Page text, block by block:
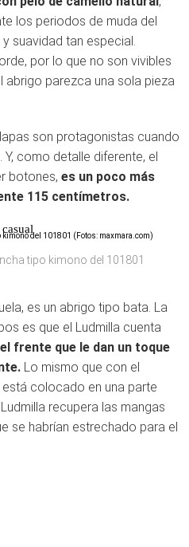
los periodos de muda del
suavidad tan especial.
por lo que no son vivibles
abrigo parezca una sola pieza
son protagonistas cuando
como detalle diferente, el
botones, es un poco más
115 centímetros.
tipo kimono del 101801
es un abrigo tipo bata. La
es que el Ludmilla cuenta
frente que le dan un toque
Lo mismo que con el
colocado en una parte
recupera las mangas
se habrían estrechado para el